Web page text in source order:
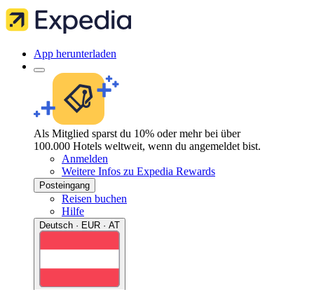
App herunterladen
Als Mitglied sparst du 10% oder mehr bei über
100.000 Hotels weltweit, wenn du angemeldet bist.
Anmelden
Weitere Infos zu Expedia Rewards
Posteingang
Reisen buchen
Hilfe
Deutsch · EUR · AT